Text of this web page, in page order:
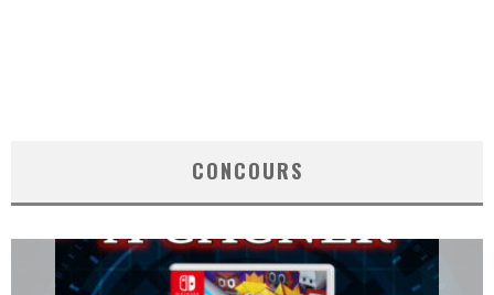
CONCOURS